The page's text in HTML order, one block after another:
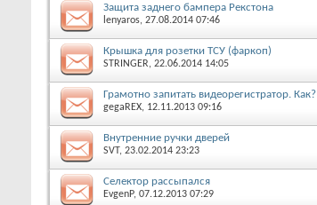
Защита заднего бампера Рекстона
lenyaros, 27.08.2014 07:46
Крышка для розетки ТСУ (фаркоп)
STRINGER, 22.06.2014 14:05
Грамотно запитать видеорегистратор. Как?
gegaREX, 12.11.2013 09:16
Внутренние ручки дверей
SVT, 23.02.2014 23:23
Селектор рассыпался
EvgenP, 07.12.2013 07:29